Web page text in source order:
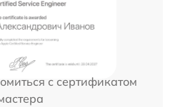
с сертификатом